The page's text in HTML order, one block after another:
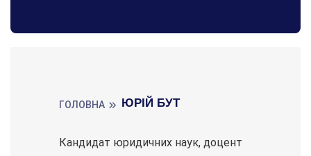
ГОЛОВНА ЮРІЙ БУТ
Кандидат юридичних наук, доцент